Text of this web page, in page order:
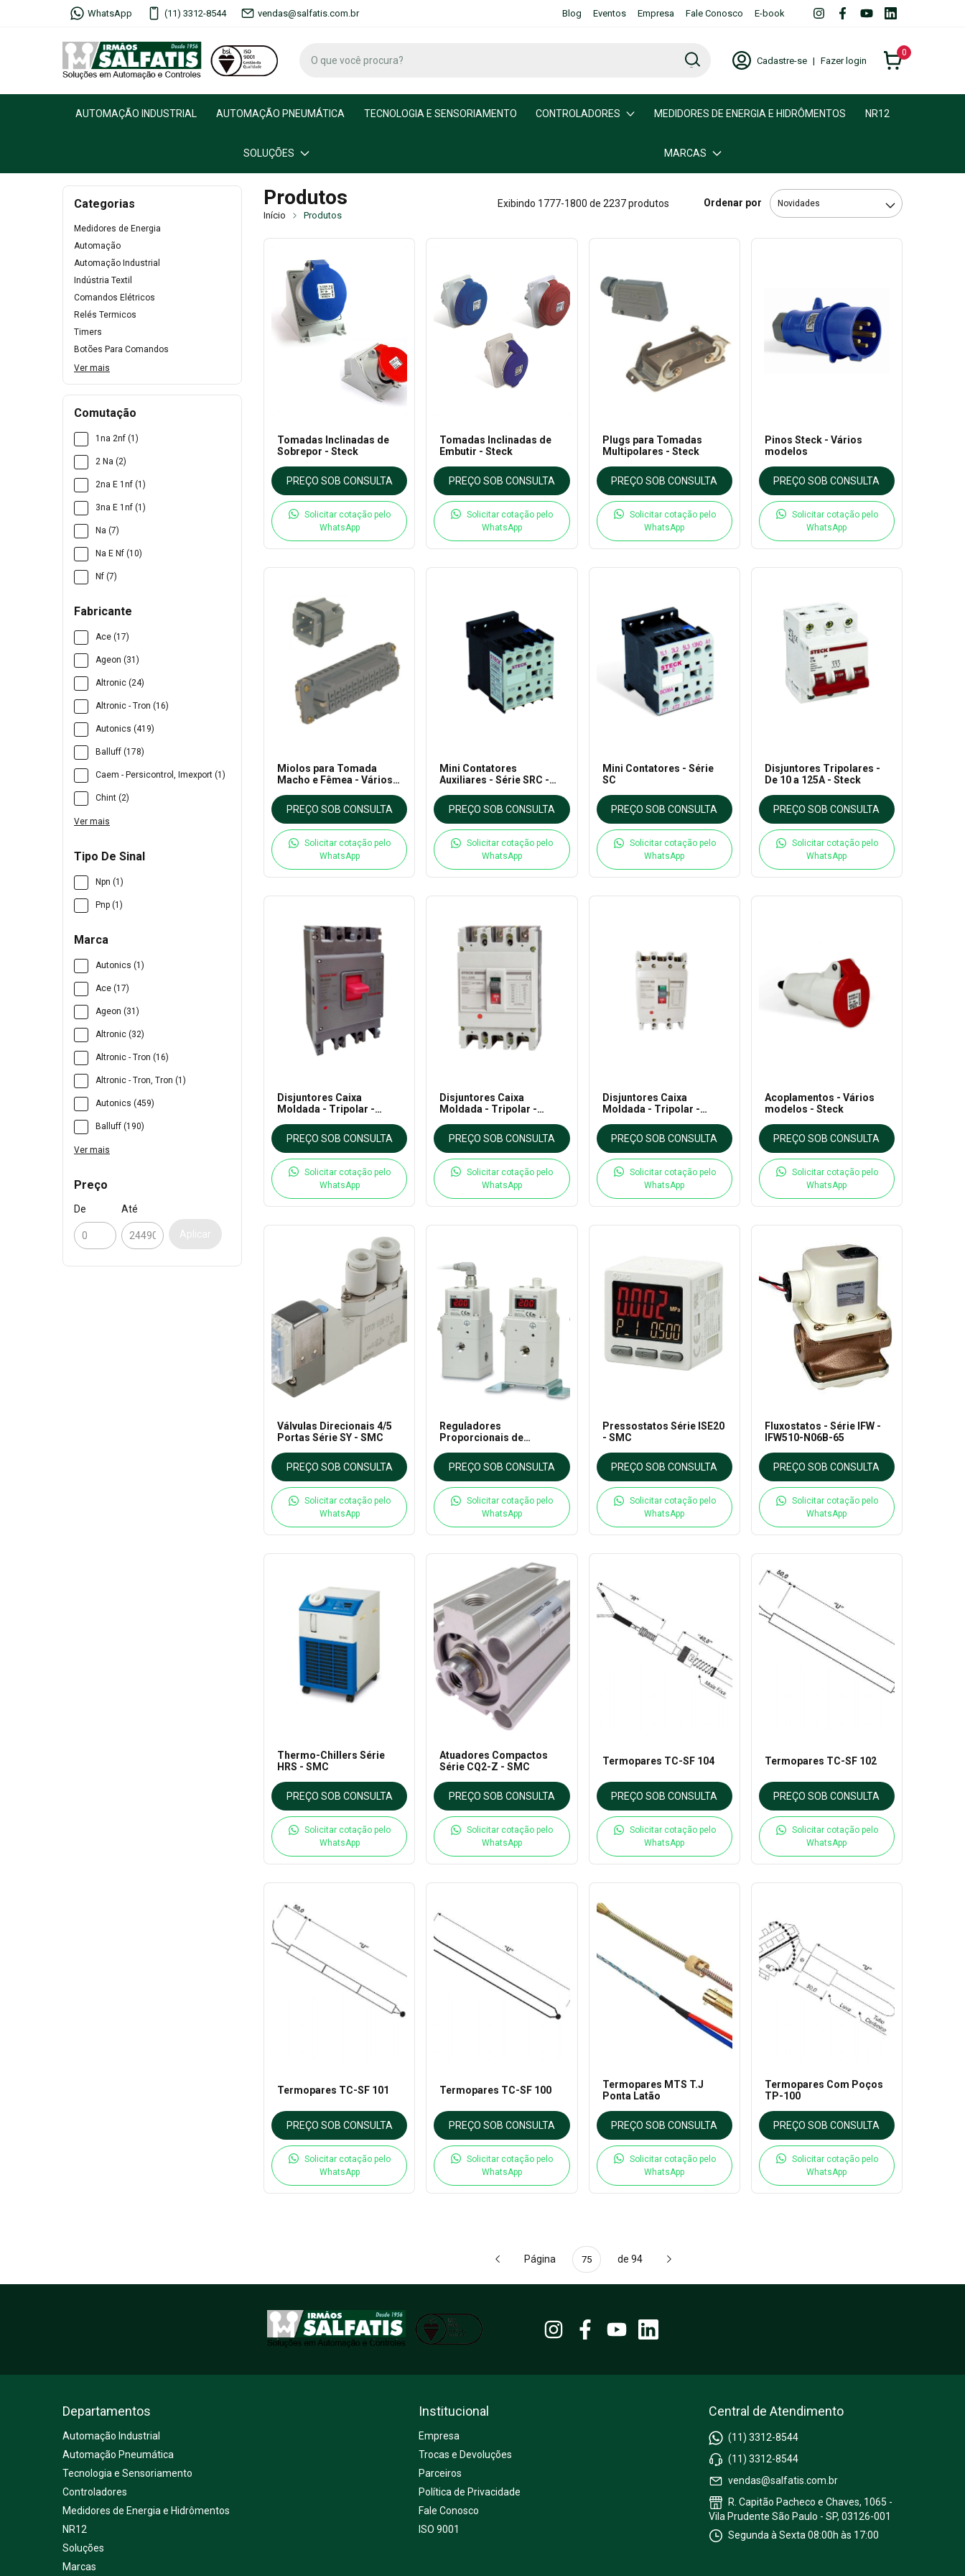
WhatsApp (11) 3312-8544 vendas@salfatis.com.br Blog Eventos Empresa Fale Conosco E-book
Cadastre-se | Fazer login
0
AUTOMAÇÃO INDUSTRIAL AUTOMAÇÃO PNEUMÁTICA TECNOLOGIA E SENSORIAMENTO CONTROLADORES MEDIDORES DE ENERGIA E HIDRÔMENTOS NR12
SOLUÇÕES MARCAS
Categorias
Medidores de Energia
Automação
Automação Industrial
Indústria Textil
Comandos Elétricos
Relés Termicos
Timers
Botões Para Comandos
Ver mais
Comutação
1na 2nf (1)
2 Na (2)
2na E 1nf (1)
3na E 1nf (1)
Na (7)
Na E Nf (10)
Nf (7)
Fabricante
Ace (17)
Ageon (31)
Altronic (24)
Altronic - Tron (16)
Autonics (419)
Balluff (178)
Caem - Persicontrol, Imexport (1)
Chint (2)
Ver mais
Tipo De Sinal
Npn (1)
Pnp (1)
Marca
Autonics (1)
Ace (17)
Ageon (31)
Altronic (32)
Altronic - Tron (16)
Altronic - Tron, Tron (1)
Autonics (459)
Balluff (190)
Ver mais
Preço
De Até
Aplicar
Produtos
Início Produtos
Exibindo 1777-1800 de 2237 produtos Ordenar por
Tomadas Inclinadas de
Sobrepor - Steck
PREÇO SOB CONSULTA
Solicitar cotação pelo
WhatsApp
Tomadas Inclinadas de
Embutir - Steck
PREÇO SOB CONSULTA
Solicitar cotação pelo
WhatsApp
Plugs para Tomadas
Multipolares - Steck
PREÇO SOB CONSULTA
Solicitar cotação pelo
WhatsApp
Pinos Steck - Vários
modelos
PREÇO SOB CONSULTA
Solicitar cotação pelo
WhatsApp
Miolos para Tomada
Macho e Fêmea - Vários
PREÇO SOB CONSULTA
Solicitar cotação pelo
WhatsApp
Mini Contatores
Auxiliares - Série SRC -
PREÇO SOB CONSULTA
Solicitar cotação pelo
WhatsApp
Mini Contatores - Série
SC
PREÇO SOB CONSULTA
Solicitar cotação pelo
WhatsApp
Disjuntores Tripolares -
De 10 a 125A - Steck
PREÇO SOB CONSULTA
Solicitar cotação pelo
WhatsApp
Disjuntores Caixa
Moldada - Tripolar -
a 400A
PREÇO SOB CONSULTA
Solicitar cotação pelo
WhatsApp
Disjuntores Caixa
Moldada - Tripolar -
a 225A - Steck
PREÇO SOB CONSULTA
Solicitar cotação pelo
WhatsApp
Disjuntores Caixa
Moldada - Tripolar -
Steck
PREÇO SOB CONSULTA
Solicitar cotação pelo
WhatsApp
Acoplamentos - Vários
modelos - Steck
PREÇO SOB CONSULTA
Solicitar cotação pelo
WhatsApp
Válvulas Direcionais 4/5
Portas Série SY - SMC
PREÇO SOB CONSULTA
Solicitar cotação pelo
WhatsApp
Reguladores
Proporcionais de
SMC
PREÇO SOB CONSULTA
Solicitar cotação pelo
WhatsApp
Pressostatos Série ISE20
- SMC
PREÇO SOB CONSULTA
Solicitar cotação pelo
WhatsApp
Fluxostatos - Série IFW -
IFW510-N06B-65
PREÇO SOB CONSULTA
Solicitar cotação pelo
WhatsApp
Thermo-Chillers Série
HRS - SMC
PREÇO SOB CONSULTA
Solicitar cotação pelo
WhatsApp
Atuadores Compactos
Série CQ2-Z - SMC
PREÇO SOB CONSULTA
Solicitar cotação pelo
WhatsApp
Termopares TC-SF 104
PREÇO SOB CONSULTA
Solicitar cotação pelo
WhatsApp
Termopares TC-SF 102
PREÇO SOB CONSULTA
Solicitar cotação pelo
WhatsApp
Termopares TC-SF 101
PREÇO SOB CONSULTA
Solicitar cotação pelo
WhatsApp
Termopares TC-SF 100
PREÇO SOB CONSULTA
Solicitar cotação pelo
WhatsApp
Termopares MTS T.J
Ponta Latão
PREÇO SOB CONSULTA
Solicitar cotação pelo
WhatsApp
Termopares Com Poços
TP-100
PREÇO SOB CONSULTA
Solicitar cotação pelo
WhatsApp
Página de 94
Departamentos
Automação Industrial
Automação Pneumática
Tecnologia e Sensoriamento
Controladores
Medidores de Energia e Hidrômentos
NR12
Soluções
Marcas
Institucional
Empresa
Trocas e Devoluções
Parceiros
Política de Privacidade
Fale Conosco
ISO 9001
Central de Atendimento
(11) 3312-8544
(11) 3312-8544
vendas@salfatis.com.br
R. Capitão Pacheco e Chaves, 1065 -
Vila Prudente São Paulo - SP, 03126-001
Segunda à Sexta 08:00h às 17:00